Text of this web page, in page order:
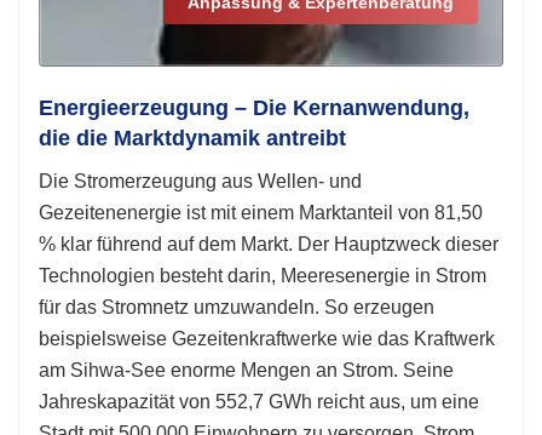
Energieerzeugung – Die Kernanwendung,
die die Marktdynamik antreibt
Die Stromerzeugung aus Wellen- und
Gezeitenenergie ist mit einem Marktanteil von 81,50
% klar führend auf dem Markt. Der Hauptzweck dieser
Technologien besteht darin, Meeresenergie in Strom
für das Stromnetz umzuwandeln. So erzeugen
beispielsweise Gezeitenkraftwerke wie das Kraftwerk
am Sihwa-See enorme Mengen an Strom. Seine
Jahreskapazität von 552,7 GWh reicht aus, um eine